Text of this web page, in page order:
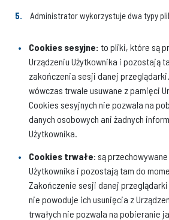
Administrator wykorzystuje dwa typy
Cookies sesyjne: to pliki, które są
Urządzeniu Użytkownika i pozostają
zakończenia sesji danej
wówczas trwale usuwane z pamięci
Cookies sesyjnych nie pozwala na
danych osobowych ani żadnych
Użytkownika.
Cookies trwałe: są
Użytkownika i pozostają tam do
Zakończenie sesji danej przeglądarki
nie powoduje ich usunięcia z
trwałych nie pozwala na pobieranie